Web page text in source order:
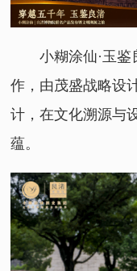
小糊涂仙·玉
作，由茂盛战略设
计，在文化溯源与
蕴。